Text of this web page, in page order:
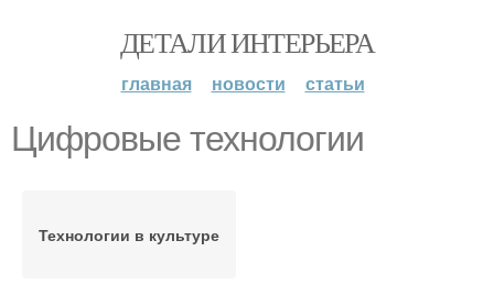
ДЕТАЛИ ИНТЕРЬЕРА
главная новости статьи
Цифровые технологии
Технологии в культуре